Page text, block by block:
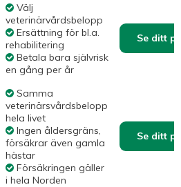
Välj
veterinärvårdsbelopp
Ersättning för bl.a.
rehabilitering
Betala bara självrisk
en gång per år
Se ditt
Samma
veterinärsvårdsbelopp
hela livet
Ingen åldersgräns,
försäkrar även gamla
hästar
Försäkringen gäller
i hela Norden
Se ditt